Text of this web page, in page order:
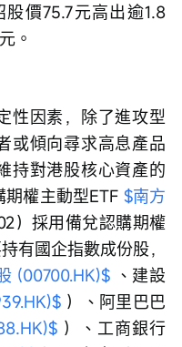
價75.7元高出逾1.8
。
性因素，除了進攻型
或傾向尋求高息產品
持對港股核心資產的
權主動型ETF $南方
）採用備兌認購期權
有國企指數成份股，
(00700.HK)$ 、建設
）、阿里巴巴
）、工商銀行